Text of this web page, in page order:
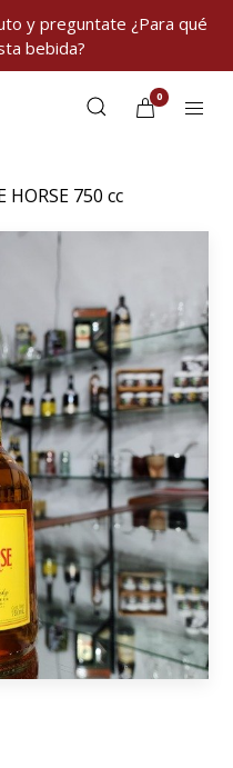
y preguntate ¿Para qué
bebida?
0
HORSE 750 cc